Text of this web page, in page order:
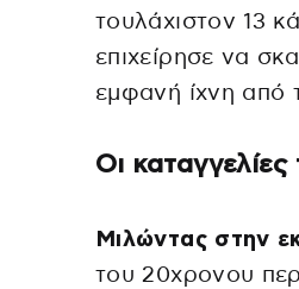
τουλάχιστον 13
επιχείρησε να
εμφανή ίχνη από
Οι
Μιλώντας στην
του 20χρονου